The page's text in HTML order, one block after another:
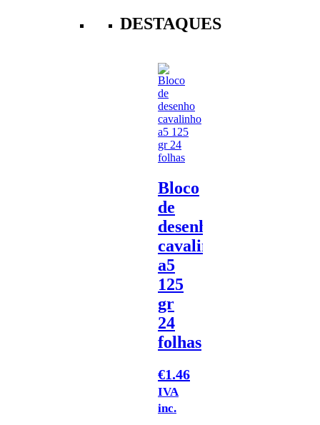
DESTAQUES
Bloco
de
desenho
cavalinho
a5
125
gr
24
folhas
€1.46
IVA
inc.